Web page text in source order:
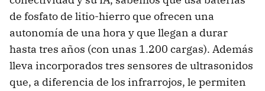
de fosfato de litio-hierro que ofrecen una
autonomía de una hora y que llegan a durar
hasta tres años (con unas 1.200 cargas). Además
lleva incorporados tres sensores de ultrasonidos
que, a diferencia de los infrarrojos, le permiten